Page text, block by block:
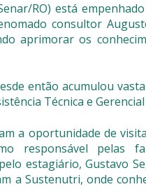
RO) está
consultor
aprimorar os
então acumulou
Técnica e
a oportunidade de
responsável pelas
estagiário, Gustavo
a Sustenutri, onde